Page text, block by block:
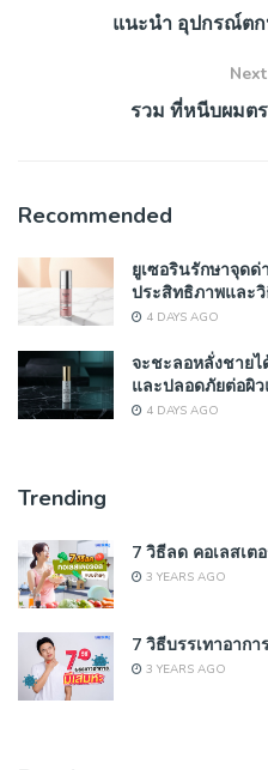
แนะนำ อุปกรณ์ต
รวม ที่หนีบผมตร
Recommended
ยูเซอรินรักษาจุดด่
ประสิทธิภาพและวิ
4 DAYS AGO
จะชะลอหลั่งชายไ
และปลอดภัยต่อผิว
4 DAYS AGO
Trending
7 วิธีลด คอเลสเต
3 YEARS AGO
7 วิธีบรรเทาอากา
3 YEARS AGO